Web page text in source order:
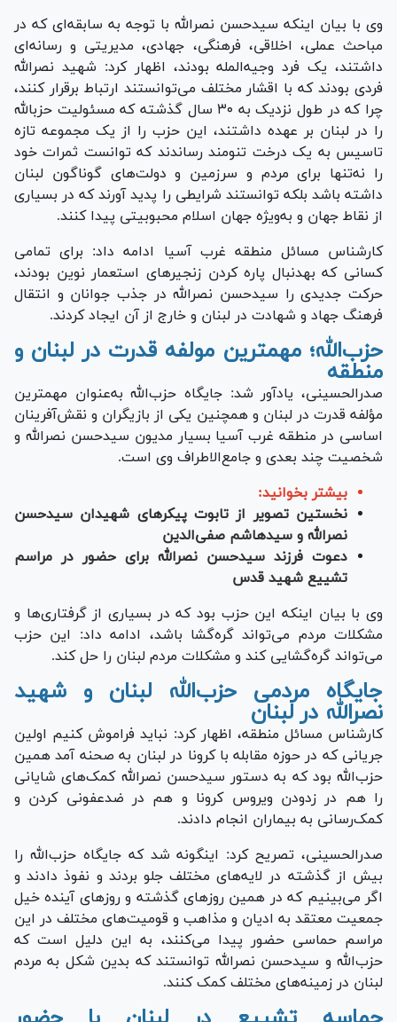
وی با بیان اینکه سیدحسن نصرالله با توجه به سابقه‌ای که در
مباحث عملی، اخلاقی، فرهنگی، جهادی، مدیریتی و رسانه‌ای
داشتند، یک فرد وجیه‌المله بودند، اظهار کرد: شهید نصرالله
فردی بودند که با اقشار مختلف می‌توانستند ارتباط برقرار کنند،
چرا که در طول نزدیک به ۳۰ سال گذشته که مسئولیت حزب‎الله
را در لبنان بر عهده داشتند، این حزب را از یک مجموعه تازه
تاسیس به یک درخت تنومند رساندند که توانست ثمرات خود
را نه‌تنها برای مردم و سرزمین و دولت‌های گوناگون لبنان
داشته باشد بلکه توانستند شرایطی را پدید آورند که در بسیاری
از نقاط جهان و به‌ویژه جهان اسلام محبوبیتی پیدا کنند.
کارشناس مسائل منطقه غرب آسیا ادامه داد: برای تمامی
کسانی که به‎دنبال پاره کردن زنجیر‌های استعمار نوین بودند،
حرکت جدیدی را سیدحسن نصرالله در جذب جوانان و انتقال
فرهنگ جهاد و شهادت در لبنان و خارج از آن ایجاد کردند.
حزب‌الله؛ مهمترین مولفه قدرت در لبنان و
منطقه
صدرالحسینی، یادآور شد: جایگاه حزب‌الله به‌عنوان مهمترین
مؤلفه قدرت در لبنان و همچنین یکی از بازیگران و نقش‌آفرینان
اساسی در منطقه غرب آسیا بسیار مدیون سیدحسن نصرالله و
شخصیت چند بعدی و جامع‌الاطراف وی است.
بیشتر بخوانید:
نخستین تصویر از تابوت پیکر‌های شهیدان سیدحسن
نصرالله و سیدهاشم صفی‌الدین
دعوت فرزند سیدحسن نصرالله برای حضور در مراسم
تشییع شهید قدس
وی با بیان اینکه این حزب بود که در بسیاری از گرفتاری‌ها و
مشکلات مردم می‌تواند گره‌گشا باشد، ادامه داد: این حزب
می‌تواند گره‌گشایی کند و مشکلات مردم لبنان را حل کند.
جایگاه مردمی حزب‌الله لبنان و شهید
نصرالله در لبنان
کارشناس مسائل منطقه، اظهار کرد: نباید فراموش کنیم اولین
جریانی که در حوزه مقابله با کرونا در لبنان به صحنه آمد همین
حزب‌الله بود که به دستور سیدحسن نصرالله کمک‌های شایانی
را هم در زدودن ویروس کرونا و هم در ضدعفونی کردن و
کمک‌رسانی به بیماران انجام دادند.
صدرالحسینی، تصریح کرد: اینگونه شد که جایگاه حزب‌الله را
بیش از گذشته در لایه‌های مختلف جلو بردند و نفوذ دادند و
اگر می‌بینیم که در همین روزهای گذشته و روز‌های آینده خیل
جمعیت معتقد به ادیان و مذاهب و قومیت‌های مختلف در این
مراسم حماسی حضور پیدا می‌کنند، به این دلیل است که
حزب‌الله و سیدحسن نصرالله توانستند که بدین شکل به مردم
لبنان در زمینه‌های مختلف کمک کنند.